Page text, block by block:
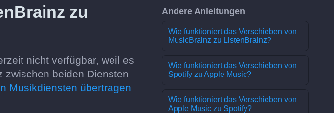
zu
nicht verfügbar, weil es
zwischen beiden Diensten
Musikdiensten übertragen
Andere Anleitungen
Wie funktioniert das Verschieben von
MusicBrainz zu ListenBrainz?
Wie funktioniert das Verschieben von
Spotify zu Apple Music?
Wie funktioniert das Verschieben von
Apple Music zu Spotify?